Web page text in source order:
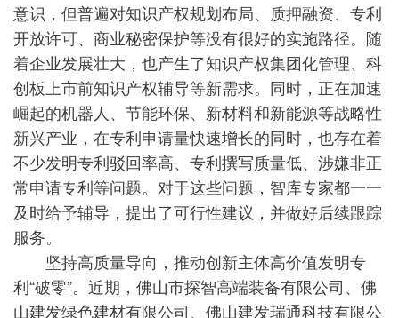
意识，但普遍对知识产权规划布局、质押融资、专利
开放许可、商业秘密保护等没有很好的实施路径。随
着企业发展壮大，也产生了知识产权集团化管理、科
创板上市前知识产权辅导等新需求。同时，正在加速
崛起的机器人、节能环保、新材料和新能源等战略性
新兴产业，在专利申请量快速增长的同时，也存在着
不少发明专利驳回率高、专利撰写质量低、涉嫌非正
常申请专利等问题。对于这些问题，智库专家都一一
及时给予辅导，提出了可行性建议，并做好后续跟踪
服务。
坚持高质量导向，推动创新主体高价值发明专
利“破零”。近期，佛山市探智高端装备有限公司、佛
山建发绿色建材有限公司、佛山建发瑞通科技有限公